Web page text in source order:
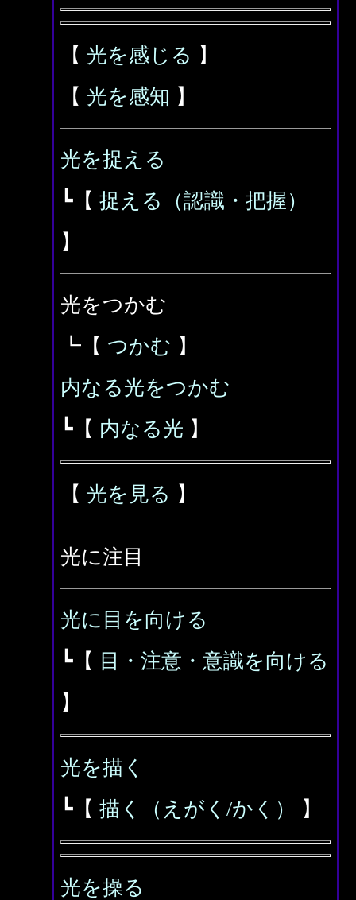
【 光を感じる 】
【 光を感知 】
光を捉える
┗【 捉える（認識・把握）
】
光をつかむ
┗【 つかむ 】
内なる光をつかむ
┗【 内なる光 】
【 光を見る 】
光に注目
光に目を向ける
┗【 目・注意・意識を向ける
】
光を描く
┗【 描く（えがく/かく） 】
光を操る